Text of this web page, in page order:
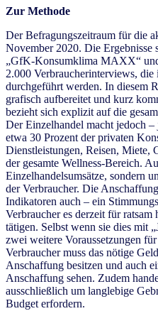
Zur Methode
Der Befragungszeitraum für die
November 2020. Die Ergebnisse
„GfK-Konsumklima MAXX“
2.000 Verbraucherinterviews,
durchgeführt werden. In diesem
grafisch aufbereitet und kurz
bezieht sich explizit auf die
Der Einzelhandel macht jedoch
etwa 30 Prozent der privaten
Dienstleistungen, Reisen, Miete,
der gesamte Wellness-Bereich.
Einzelhandelsumsätze, sondern
der Verbraucher. Die
Indikatoren auch – ein
Verbraucher es derzeit für
tätigen. Selbst wenn sie dies mit
zwei weitere Voraussetzungen
Verbraucher muss das nötige
Anschaffung besitzen und auch
Anschaffung sehen. Zudem
ausschließlich um langlebige
Budget erfordern.